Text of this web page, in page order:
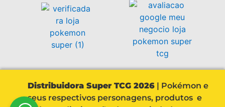
Distribuidora Super TCG 2026 | Pokémon e
seus respectivos personagens, produtos e